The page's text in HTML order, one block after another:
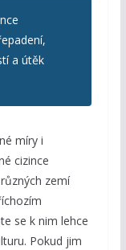
a útěk
míry i
cizince
zemí
se k nim lehce
Pokud jim